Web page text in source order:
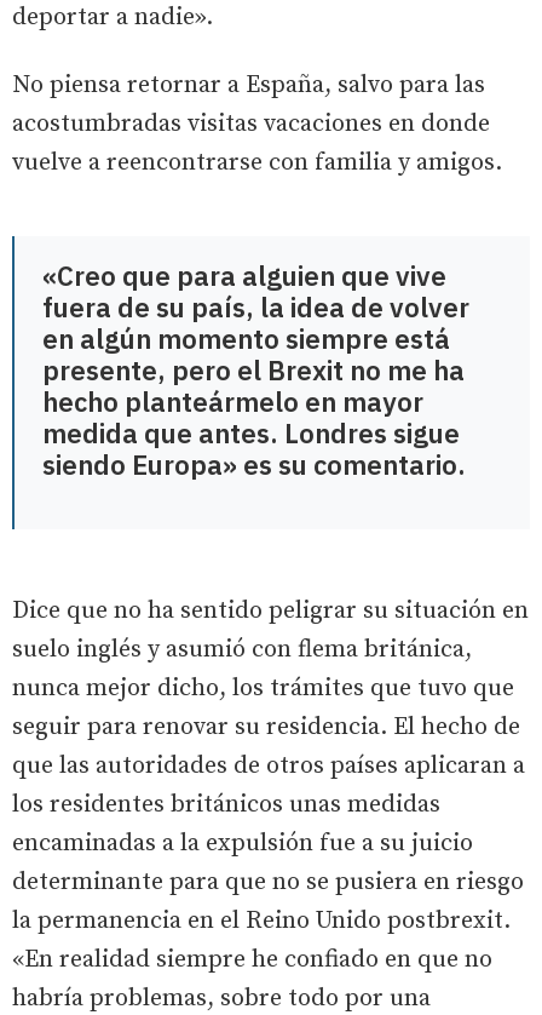
deportar a nadie».
No piensa retornar a España, salvo para las
acostumbradas visitas vacaciones en donde
vuelve a reencontrarse con familia y amigos.
«Creo que para alguien que vive
fuera de su país, la idea de volver
en algún momento siempre está
presente, pero el Brexit no me ha
hecho planteármelo en mayor
medida que antes. Londres sigue
siendo Europa» es su comentario.
Dice que no ha sentido peligrar su situación en
suelo inglés y asumió con flema británica,
nunca mejor dicho, los trámites que tuvo que
seguir para renovar su residencia. El hecho de
que las autoridades de otros países aplicaran a
los residentes británicos unas medidas
encaminadas a la expulsión fue a su juicio
determinante para que no se pusiera en riesgo
la permanencia en el Reino Unido postbrexit.
«En realidad siempre he confiado en que no
habría problemas, sobre todo por una